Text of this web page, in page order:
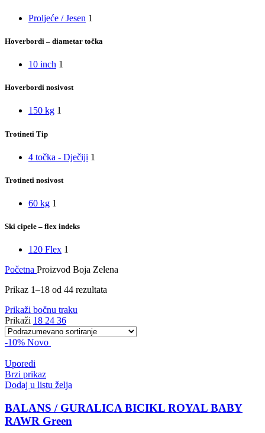
Proljeće / Jesen 1
Hoverbordi – diametar točka
10 inch 1
Hoverbordi nosivost
150 kg 1
Trotineti Tip
4 točka - Dječiji 1
Trotineti nosivost
60 kg 1
Ski cipele – flex indeks
120 Flex 1
Početna Proizvod Boja Zelena
Prikaz 1–18 od 44 rezultata
Prikaži bočnu traku
Prikaži 18 24 36
-10% Novo
Uporedi
Brzi prikaz
Dodaj u listu želja
BALANS / GURALICA BICIKL ROYAL BABY
RAWR Green